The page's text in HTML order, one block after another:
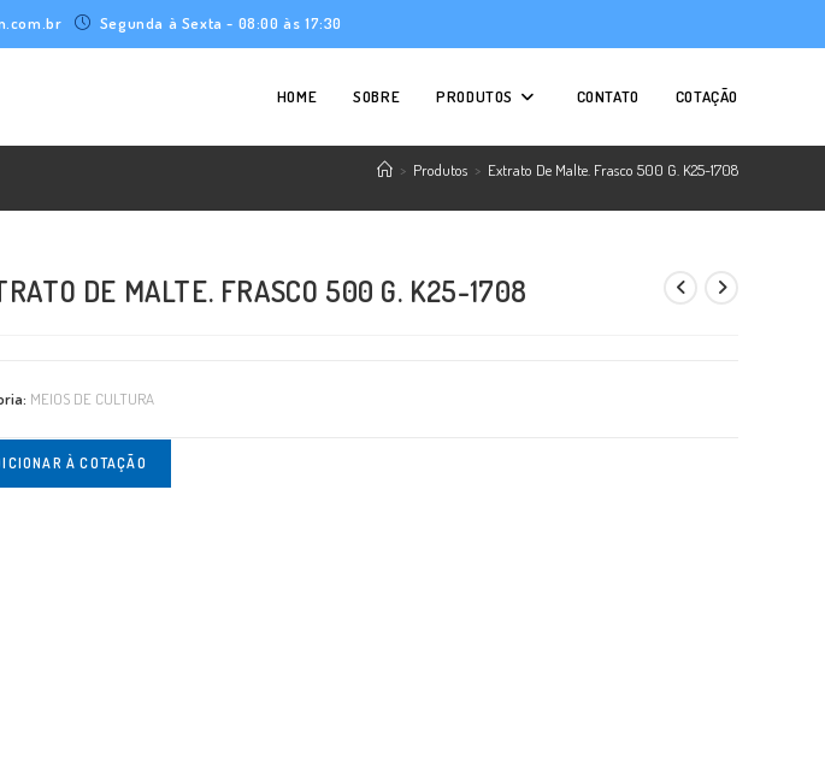
Segunda à Sexta - 08:00 às 17:30
HOME SOBRE PRODUTOS CONTATO COTAÇÃO
> Produtos > Extrato De Malte. Frasco 500 G. K25-1708
DE MALTE. FRASCO 500 G. K25-1708
MEIOS DE CULTURA
À COTAÇÃO